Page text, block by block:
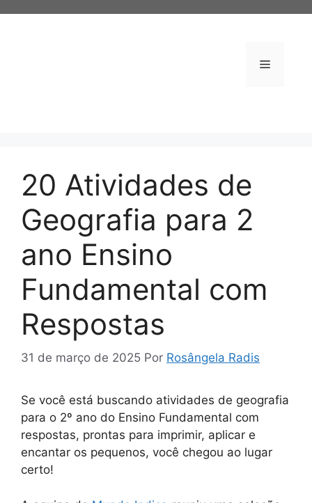
Menu
20 Atividades de
Geografia para 2
ano Ensino
Fundamental com
Respostas
31 de março de 2025 Por Rosângela Radis
Se você está buscando atividades de geografia
para o 2º ano do Ensino Fundamental com
respostas, prontas para imprimir, aplicar e
encantar os pequenos, você chegou ao lugar
certo!